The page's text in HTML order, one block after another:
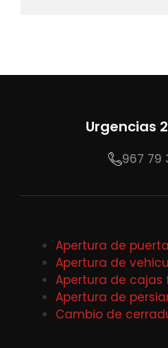
Urgencias
967 79
Apertura de
Apertura de
Apertura de cajas
Apertura de
Cambio de